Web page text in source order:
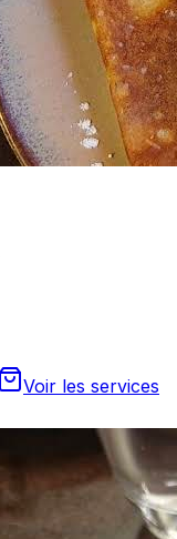
Voir les services